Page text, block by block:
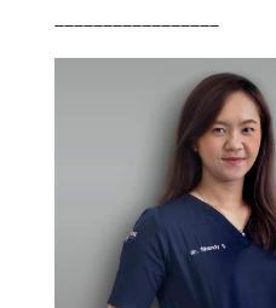
_________________